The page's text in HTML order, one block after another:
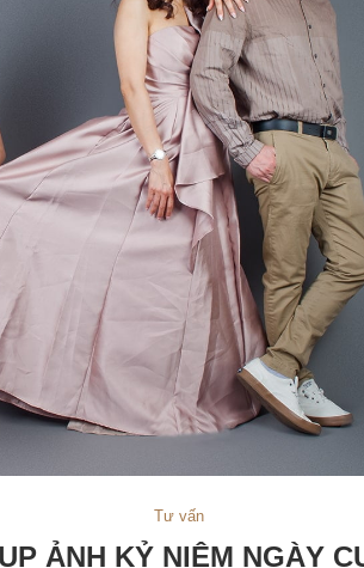
Tư vấn
ẢNH KỶ NIỆM NGÀY